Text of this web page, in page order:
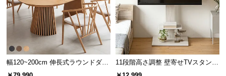
幅120~200cm 伸長式ラウンドダイ
ニングテーブル 6人掛け 天然木突
11段階高さ調整 壁寄せTVスタンド
キャスター付き 上下左右角度調節